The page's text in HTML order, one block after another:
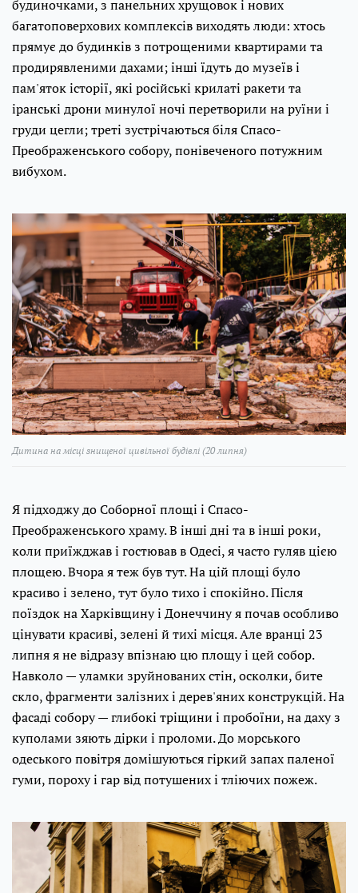
будиночками, з панельних хрущовок і нових
багатоповерхових комплексів виходять люди: хтось
прямує до будинків з потрощеними квартирами та
продирявленими дахами; інші їдуть до музеїв і
пам'яток історії, які російські крилаті ракети та
іранські дрони минулої ночі перетворили на руїни і
груди цегли; треті зустрічаються біля Спасо-
Преображенського собору, понівеченого потужним
вибухом.
Дитина на місці знищеної цивільної будівлі (20 липня)
Я підходжу до Соборної площі і Спасо-
Преображенського храму. В інші дні та в інші роки,
коли приїжджав і гостював в Одесі, я часто гуляв цією
площею. Вчора я теж був тут. На цій площі було
красиво і зелено, тут було тихо і спокійно. Після
поїздок на Харківщину і Донеччину я почав особливо
цінувати красиві, зелені й тихі місця. Але вранці 23
липня я не відразу впізнаю цю площу і цей собор.
Навколо — уламки зруйнованих стін, осколки, бите
скло, фрагменти залізних і дерев'яних конструкцій. На
фасаді собору — глибокі тріщини і пробоїни, на даху з
куполами зяють дірки і проломи. До морського
одеського повітря домішуються гіркий запах паленої
гуми, пороху і гар від потушених і тліючих пожеж.